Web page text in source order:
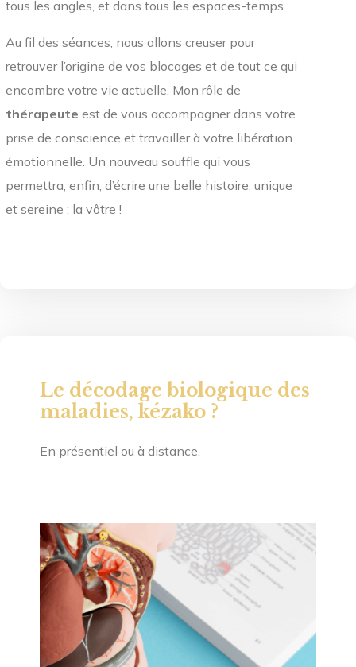
tous les angles, et dans tous les espaces-temps.
Au fil des séances, nous allons creuser pour
retrouver l’origine de vos blocages et de tout ce qui
encombre votre vie actuelle. Mon rôle de
thérapeute est de vous accompagner dans votre
prise de conscience et travailler à votre libération
émotionnelle. Un nouveau souffle qui vous
permettra, enfin, d’écrire une belle histoire, unique
et sereine : la vôtre !
Le décodage biologique des
maladies, kézako ?
En présentiel ou à distance.